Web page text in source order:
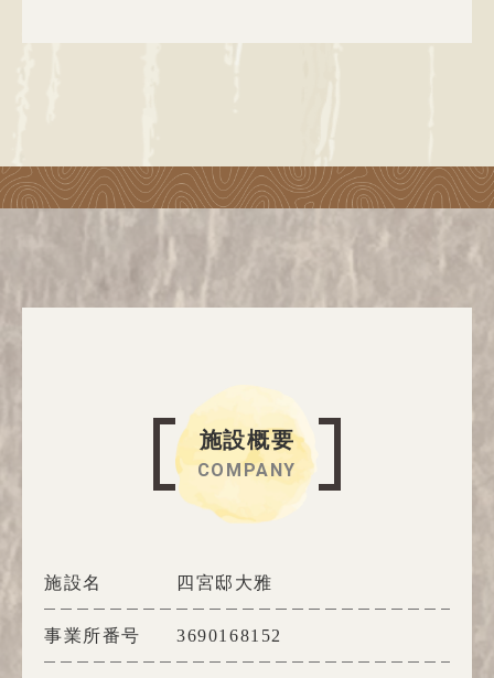
施設概要
COMPANY
施設名 四宮邸大雅
事業所番号 3690168152